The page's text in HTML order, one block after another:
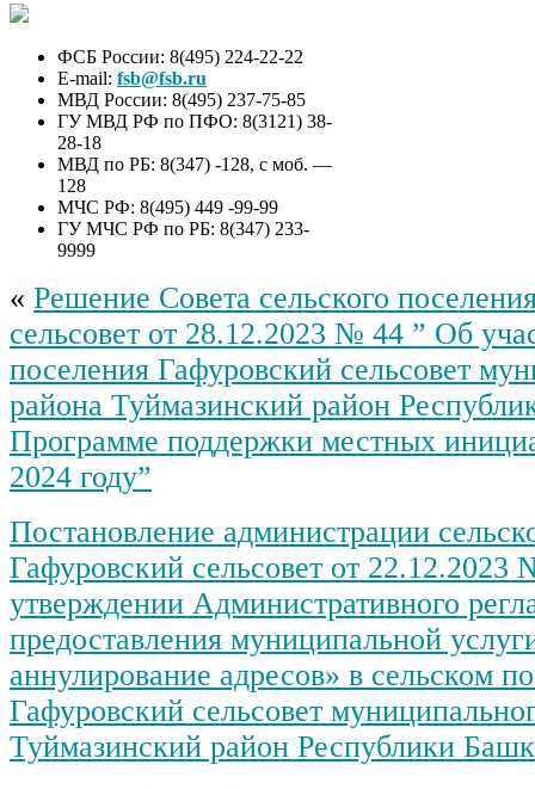
ФСБ России: 8(495) 224-22-22
E-mail: fsb@fsb.ru
МВД России: 8(495) 237-75-85
ГУ МВД РФ по ПФО: 8(3121) 38-
28-18
МВД по РБ: 8(347) -128, с моб. —
128
МЧС РФ: 8(495) 449 -99-99
ГУ МЧС РФ по РБ: 8(347) 233-
9999
« Решение Совета сельского
сельсовет от 28.12.2023 № 44 ” Об
поселения Гафуровский сельсовет
района Туймазинский район
Программе поддержки местных
2024 году”
Постановление администрации
Гафуровский сельсовет от
утверждении Административного
предоставления муниципальной
аннулирование адресов» в сельском
Гафуровский сельсовет
Туймазинский район Республики